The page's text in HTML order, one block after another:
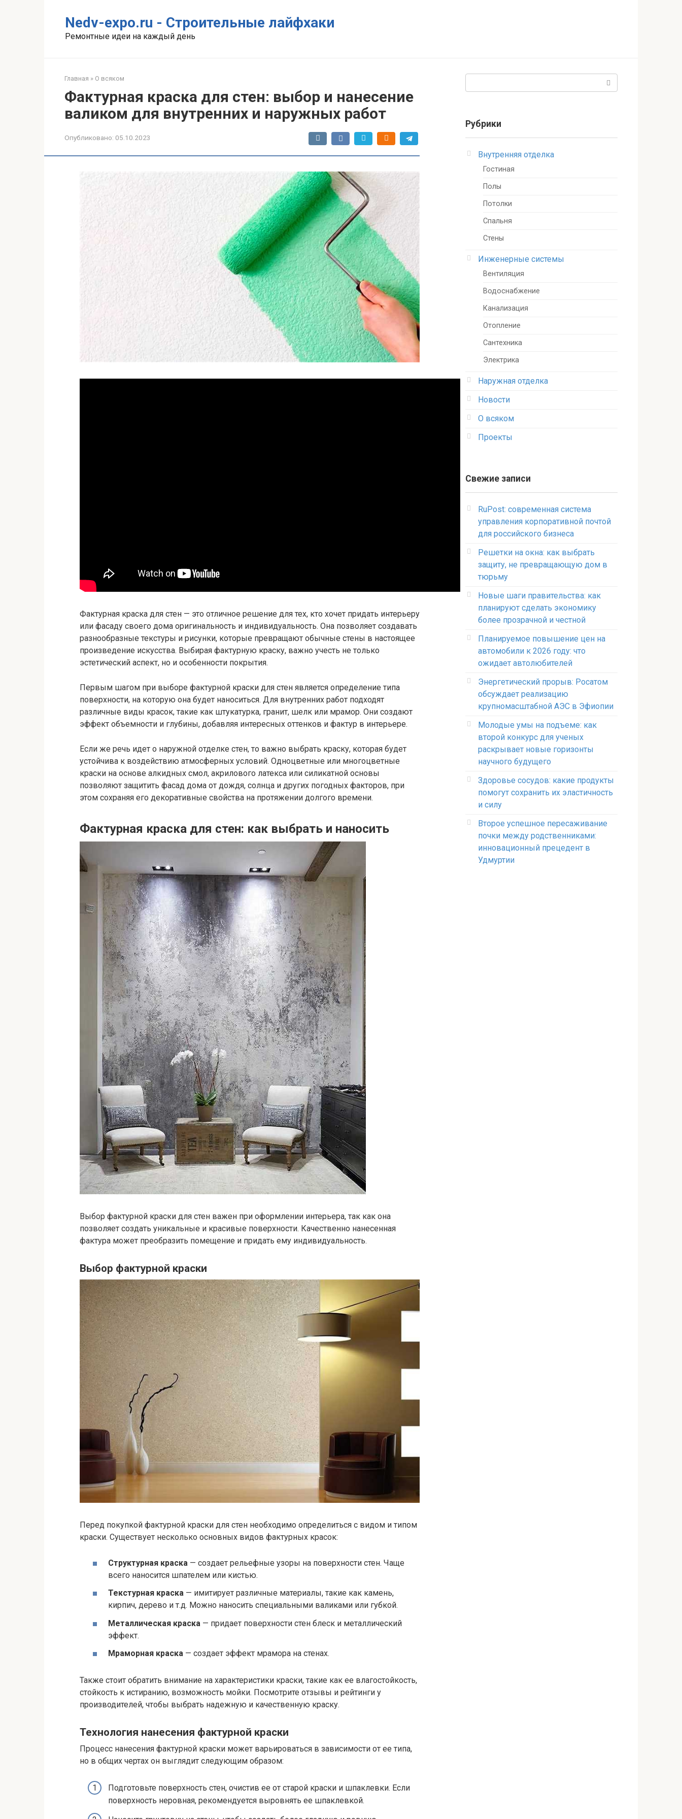
Nedv-expo.ru - Строительные лайфхаки
Ремонтные идеи на каждый день
Главная » О всяком
Фактурная краска для стен: выбор и нанесение
валиком для внутренних и наружных работ
Опубликовано: 05.10.2023
Фактурная краска для стен — это отличное решение для тех, кто хочет придать интерьеру
или фасаду своего дома оригинальность и индивидуальность. Она позволяет создавать
разнообразные текстуры и рисунки, которые превращают обычные стены в настоящее
произведение искусства. Выбирая фактурную краску, важно учесть не только
эстетический аспект, но и особенности покрытия.
Первым шагом при выборе фактурной краски для стен является определение типа
поверхности, на которую она будет наноситься. Для внутренних работ подходят
различные виды красок, такие как штукатурка, гранит, шелк или мрамор. Они создают
эффект объемности и глубины, добавляя интересных оттенков и фактур в интерьере.
Если же речь идет о наружной отделке стен, то важно выбрать краску, которая будет
устойчива к воздействию атмосферных условий. Одноцветные или многоцветные
краски на основе алкидных смол, акрилового латекса или силикатной основы
позволяют защитить фасад дома от дождя, солнца и других погодных факторов, при
этом сохраняя его декоративные свойства на протяжении долгого времени.
Фактурная краска для стен: как выбрать и наносить
Выбор фактурной краски для стен важен при оформлении интерьера, так как она
позволяет создать уникальные и красивые поверхности. Качественно нанесенная
фактура может преобразить помещение и придать ему индивидуальность.
Выбор фактурной краски
Перед покупкой фактурной краски для стен необходимо определиться с видом и типом
краски. Существует несколько основных видов фактурных красок:
Структурная краска — создает рельефные узоры на поверхности стен. Чаще
всего наносится шпателем или кистью.
Текстурная краска — имитирует различные материалы, такие как камень,
кирпич, дерево и т.д. Можно наносить специальными валиками или губкой.
Металлическая краска — придает поверхности стен блеск и металлический
эффект.
Мраморная краска — создает эффект мрамора на стенах.
Также стоит обратить внимание на характеристики краски, такие как ее влагостойкость,
стойкость к истиранию, возможность мойки. Посмотрите отзывы и рейтинги у
производителей, чтобы выбрать надежную и качественную краску.
Технология нанесения фактурной краски
Процесс нанесения фактурной краски может варьироваться в зависимости от ее типа,
но в общих чертах он выглядит следующим образом:
Подготовьте поверхность стен, очистив ее от старой краски и шпаклевки. Если
поверхность неровная, рекомендуется выровнять ее шпаклевкой.
Рубрики
Внутренняя отделка
Гостиная
Полы
Потолки
Спальня
Стены
Инженерные системы
Вентиляция
Водоснабжение
Канализация
Отопление
Сантехника
Электрика
Наружная отделка
Новости
О всяком
Проекты
Свежие записи
RuPost: современная система
управления корпоративной почтой
для российского бизнеса
Решетки на окна: как выбрать
защиту, не превращающую дом в
тюрьму
Новые шаги правительства: как
планируют сделать экономику
более прозрачной и честной
Планируемое повышение цен на
автомобили к 2026 году: что
ожидает автолюбителей
Энергетический прорыв: Росатом
обсуждает реализацию
крупномасштабной АЭС в Эфиопии
Молодые умы на подъеме: как
второй конкурс для ученых
раскрывает новые горизонты
научного будущего
Здоровье сосудов: какие продукты
помогут сохранить их эластичность
и силу
Второе успешное пересаживание
почки между родственниками:
инновационный прецедент в
Удмуртии